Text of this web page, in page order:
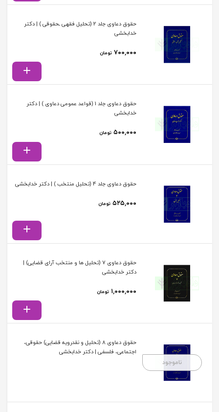
حقوق دعاوی جلد 2 (تحلیل فقهی ـحقوقی ) | دکتر
خدابخشی
۷۰۰,۰۰۰ تومان
حقوق دعاوی جلد 1 (قواعد عمومی دعاوی ) | دکتر
خدابخشی
۵۰۰,۰۰۰ تومان
حقوق دعاوی جلد 4 (تحلیل منتخب ) | دکتر خدابخشی
۵۲۵,۰۰۰ تومان
حقوق دعاوی 7 (تحلیل ها و منتخب آرای قضایی) |
دکتر خدابخشی
۱,۰۰۰,۰۰۰ تومان
ناموجود
حقوق دعاوی 8 (تحلیل و نقدرویه قضایی) حقوقی،
اجتماعی، فلسفی | دکتر خدابخشی